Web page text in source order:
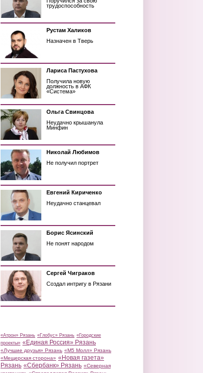
трудоспособность
Рустам Халиков
Назначен в Тверь
Лариса Пастухова
Получила новую
должность в АФК
«Система»
Ольга Свинцова
Неудачно крышанула
Минфин
Николай Любимов
Не получил портрет
Евгений Кириченко
Неудачно станцевал
Борис Ясинский
Не понят народом
Сергей Чиграков
Создал интригу в Рязани
«Атрон» Рязань «Глобус» Рязань «Городские
проекты» «Единая Россия» Рязань
«Лучшие друзья» Рязань «М5 Молл» Рязань
«Мещерская сторона» «Новая газета»
Рязань «Сбербанк» Рязань «Северная